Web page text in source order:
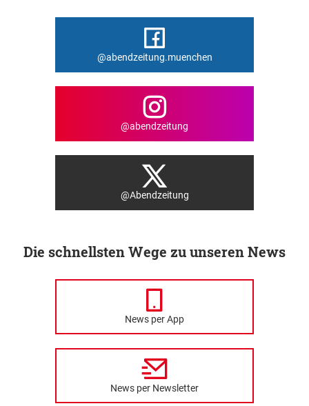
@abendzeitung.muenchen
@abendzeitung
@Abendzeitung
Die schnellsten Wege zu unseren News
News per App
News per Newsletter